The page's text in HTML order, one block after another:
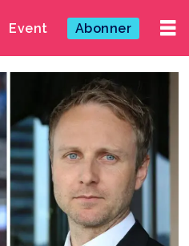
Event Abonner